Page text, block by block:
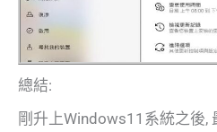
總結:
剛升上Windows11系統之後,